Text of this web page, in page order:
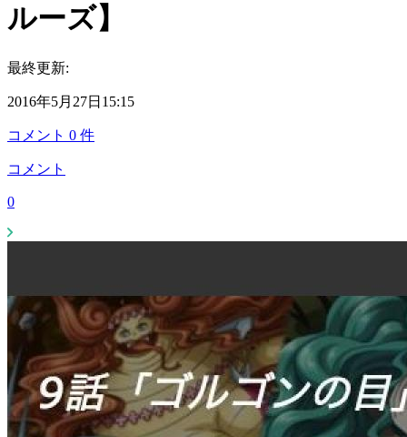
ルーズ】
最終更新:
2016年5月27日15:15
コメント 0 件
コメント
0